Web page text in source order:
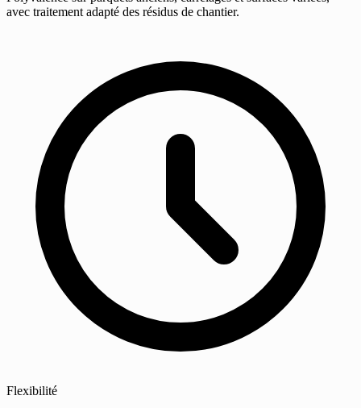
avec traitement adapté des résidus de chantier.
Flexibilité